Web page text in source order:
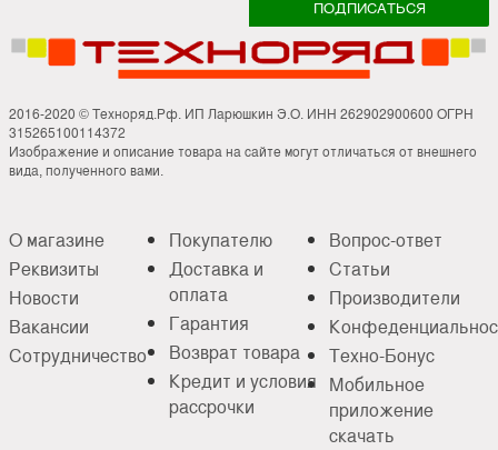
2016-2020 © Техноряд.Рф. ИП Ларюшкин Э.О. ИНН 262902900600 ОГРН
315265100114372
Изображение и описание товара на сайте могут отличаться от внешнего
вида, полученного вами.
О магазине
Реквизиты
Новости
Вакансии
Сотрудничество
Покупателю
Доставка и
оплата
Гарантия
Возврат товара
Кредит и условия
рассрочки
Вопрос-ответ
Статьи
Производители
Техно-Бонус
Мобильное
приложение
скачать